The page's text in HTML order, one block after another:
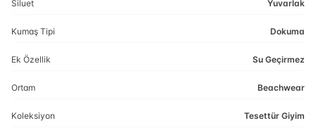
Siluet Yuvarlak
Kumaş Tipi Dokuma
Ek Özellik Su Geçirmez
Ortam Beachwear
Koleksiyon Tesettür Giyim